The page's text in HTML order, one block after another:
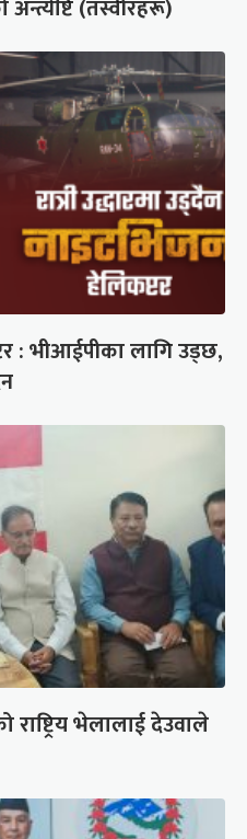
(तस्वीरहरू)
: भीआईपीका लागि उड्छ,
भेलालाई देउवाले